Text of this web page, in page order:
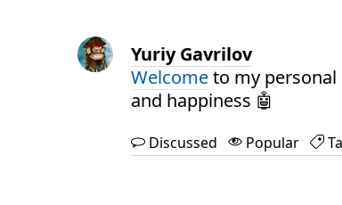
Yuriy Gavrilov
Welcometo my personal
and happiness 🤖
Discussed Popular